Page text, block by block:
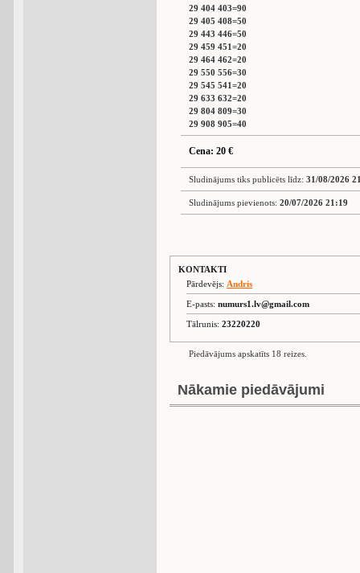
29 404 403=90
29 405 408=50
29 443 446=50
29 459 451=20
29 464 462=20
29 550 556=30
29 545 541=20
29 633 632=20
29 804 809=30
29 908 905=40
Cena: 20 €
Sludinājums tiks publicēts līdz: 31/08/2026
Sludinājums pievienots: 20/07/2026 21:19
KONTAKTI
Pārdevējs: Andris
E-pasts: numurs1.lv@gmail.com
Tālrunis: 23220220
Piedāvājums apskatīts 18 reizes.
Nākamie piedāvājumi